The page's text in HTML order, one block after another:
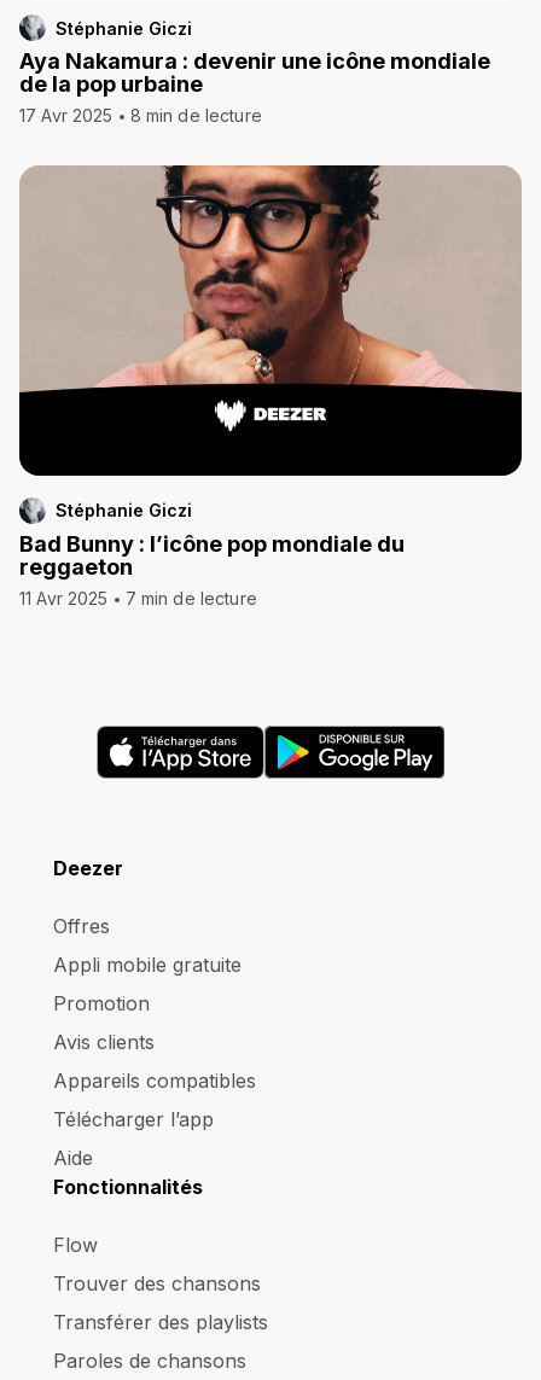
Stéphanie Giczi
Aya Nakamura : devenir une icône mondiale
de la pop urbaine
17 Avr 2025 8 min de lecture
Stéphanie Giczi
Bad Bunny : l’icône pop mondiale du
reggaeton
11 Avr 2025 7 min de lecture
Deezer
Offres
Appli mobile gratuite
Promotion
Avis clients
Appareils compatibles
Télécharger l’app
Aide
Fonctionnalités
Flow
Trouver des chansons
Transférer des playlists
Paroles de chansons